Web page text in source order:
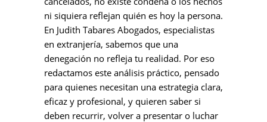
ni siquiera reflejan quién es hoy la persona.
En Judith Tabares Abogados, especialistas
en extranjería, sabemos que una
denegación no refleja tu realidad. Por eso
redactamos este análisis práctico, pensado
para quienes necesitan una estrategia clara,
eficaz y profesional, y quieren saber si
deben recurrir, volver a presentar o luchar